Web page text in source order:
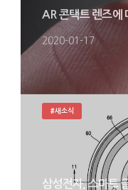
AR 콘택트 렌즈에
2020-01-17
삼성전자, 스마트
#새소식